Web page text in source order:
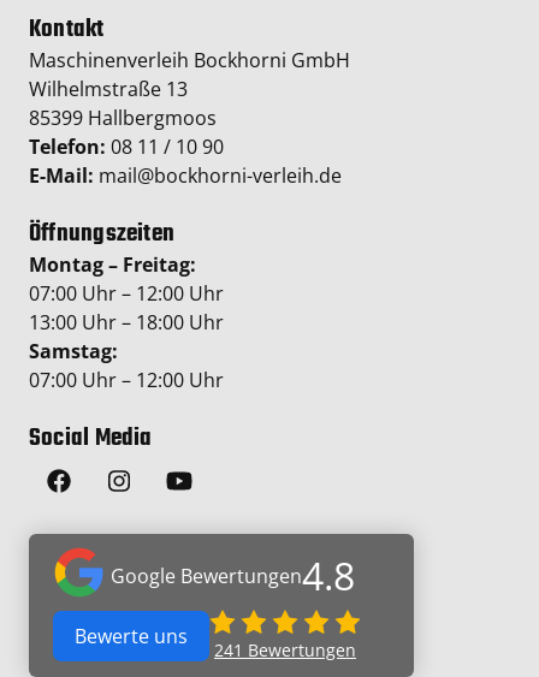
Kontakt
Maschinenverleih Bockhorni GmbH
Wilhelmstraße 13
85399 Hallbergmoos
Telefon: 08 11 / 10 90
E-Mail: mail@bockhorni-verleih.de
Öffnungszeiten
Montag – Freitag:
07:00 Uhr – 12:00 Uhr
13:00 Uhr – 18:00 Uhr
Samstag:
07:00 Uhr – 12:00 Uhr
Social Media
Google Bewertungen4.8
Bewerte uns
241 Bewertungen